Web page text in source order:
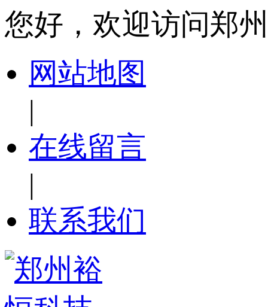
您好，欢迎访问郑
网站地图
|
在线留言
|
联系我们